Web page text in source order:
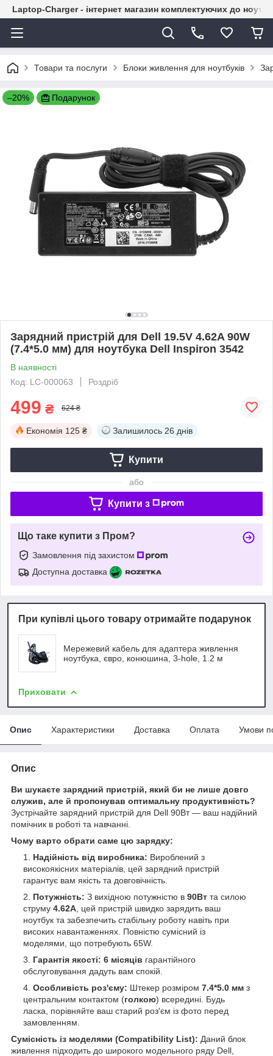
Laptop-Charger - інтернет магазин комплектуючих до
Товари та послуги Блоки живлення для ноутбуків
–20% Подарунок
Зарядний пристрій для Dell 19.5V 4.62A 90W
(7.4*5.0 мм) для ноутбука Dell Inspiron 3542
В наявності
Код: LC-000063
Роздріб
499 ₴ 624 ₴
Економія 125 ₴ Залишилось 26 днів
Купити
або
Купити з
Що таке купити з Пром?
Замовлення під захистом
Доступна доставка
При купівлі цього товару отримайте подарунок
Мережевий кабель для адаптера живлення
ноутбука, євро, конюшина, 3-hole, 1.2 м
Приховати
Опис Характеристики Доставка Оплата Умови
Опис
Ви шукаєте зарядний пристрій, який би не лише довго
служив, але й пропонував оптимальну продуктивність?
Зустрічайте зарядний пристрій для Dell 90Вт — ваш надійний
помічник в роботі та навчанні.
Чому варто обрати саме цю зарядку:
Надійність від виробника: Вироблений з
високоякісних матеріалів, цей зарядний пристрій
гарантує вам якість та довговічність.
Потужність: З вихідною потужністю в 90Вт та силою
струму 4.62А , цей пристрій швидко зарядить ваш
ноутбук та забезпечить стабільну роботу навіть при
високих навантаженнях. Повністю сумісний із
моделями, що потребують 65W.
Гарантія якості: 6 місяців гарантійного
обслуговування дадуть вам спокій.
Особливість роз'єму: Штекер розміром 7.4*5.0 мм з
центральним контактом (голкою) всередині. Будь
ласка, порівняйте ваш старий роз'єм із фото перед
замовленням.
Сумісність із моделями (Compatibility List): Даний блок
живлення підходить до широкого модельного ряду Dell,